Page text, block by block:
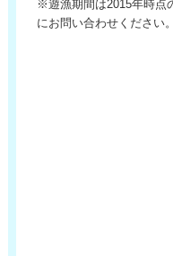
※遊漁期間は2015年時点
にお問い合わせください。